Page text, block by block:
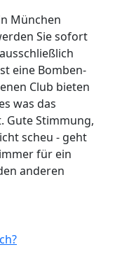
München
Sie sofort
eine Bomben-
Club bieten
was das
Gute Stimmung,
scheu - geht
für ein
anderen